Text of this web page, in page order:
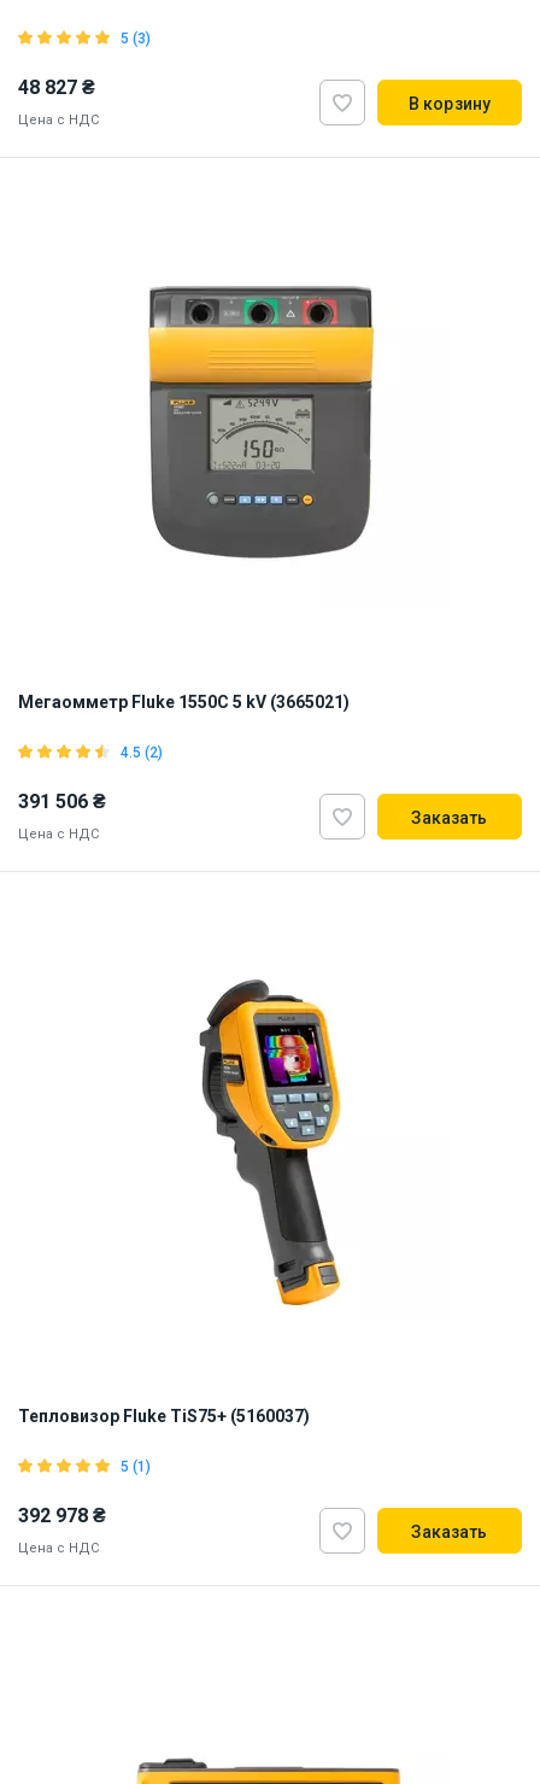
5 (3)
48 827 ₴
Цена с НДС
В корзину
Мегаомметр Fluke 1550C 5 kV (3665021)
4.5 (2)
391 506 ₴
Цена с НДС
Заказать
Тепловизор Fluke TiS75+ (5160037)
5 (1)
392 978 ₴
Цена с НДС
Заказать